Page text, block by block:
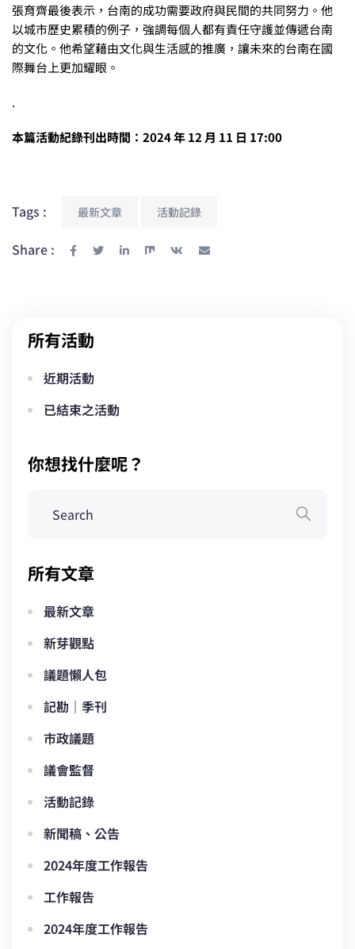
張育齊最後表示，台南的成功需要政府與民間的共同努力。他
以城市歷史累積的例子，強調每個人都有責任守護並傳遞台南
的文化。他希望藉由文化與生活感的推廣，讓未來的台南在國
際舞台上更加耀眼。
.
本篇活動紀錄刊出時間：2024 年 12 月 11 日 17:00
Tags : 最新文章 活動記錄
Share :
所有活動
近期活動
已結束之活動
你想找什麼呢？
所有文章
最新文章
新芽觀點
議題懶人包
記勘｜季刊
市政議題
議會監督
活動記錄
新聞稿、公告
2024年度工作報告
工作報告
2024年度工作報告